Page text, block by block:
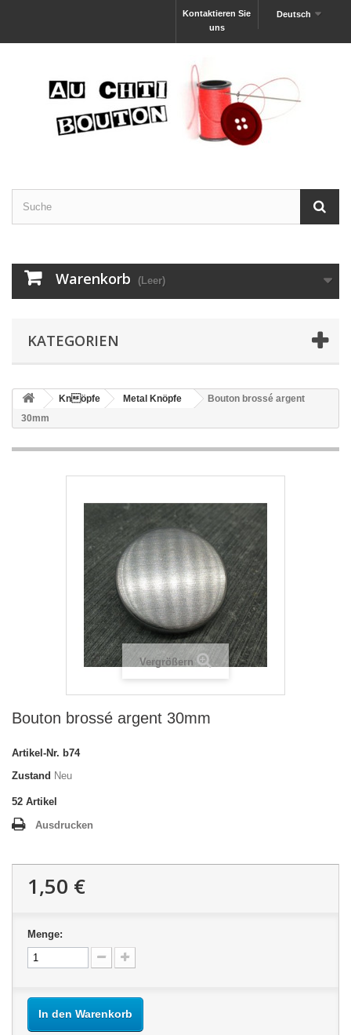
Deutsch
Kontaktieren Sie
uns
Warenkorb (Leer)
KATEGORIEN
Knöpfe Metal Knöpfe
Bouton brossé argent
30mm
Vergrößern
Bouton brossé argent 30mm
Artikel-Nr. b74
Zustand Neu
52 Artikel
Ausdrucken
1,50 €
Menge:
In den Warenkorb